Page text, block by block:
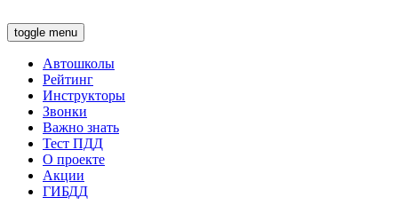
toggle menu
Автошколы
Рейтинг
Инструкторы
Звонки
Важно знать
Тест ПДД
О проекте
Акции
ГИБДД